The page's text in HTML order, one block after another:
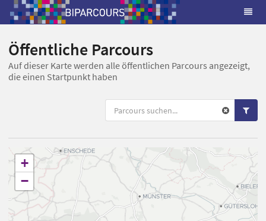
Öffentliche Parcours
Auf dieser Karte werden alle öffentlichen Parcours angezeigt,
die einen Startpunkt haben
+
−